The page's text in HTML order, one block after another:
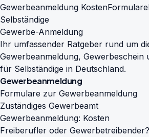
Gewerbeanmeldung KostenFormulare
Selbständige
Gewerbe-Anmeldung
Ihr umfassender Ratgeber rund um
Gewerbeanmeldung, Gewerbeschein
für Selbständige in Deutschland.
Gewerbeanmeldung
Formulare zur Gewerbeanmeldung
Zuständiges Gewerbeamt
Gewerbeanmeldung: Kosten
Freiberufler oder Gewerbetreibender?